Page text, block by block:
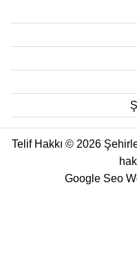
Telif Hakkı © 2026
Google Seo